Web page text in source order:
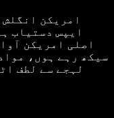
امریکن
اصلی امریکن
لہجے سے لطف